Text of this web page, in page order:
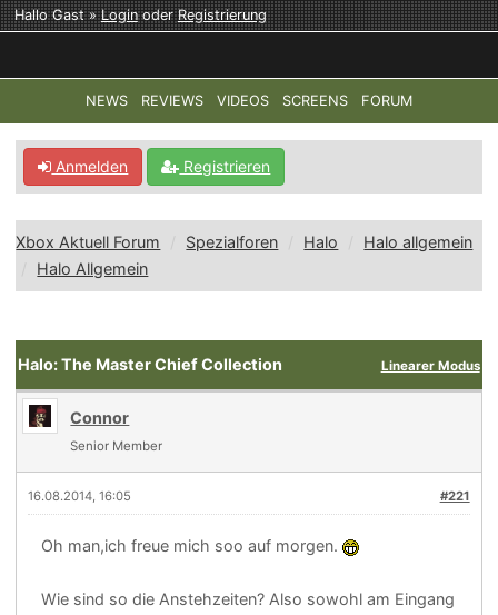
Hallo Gast »LoginoderRegistrierung
NEWS REVIEWS VIDEOS SCREENS FORUM
TOP-THEMEN: COD: MODERN WARFARE 4 HALO:
Anmelden Registrieren
Xbox Aktuell Forum Spezialforen Halo
Halo allgemein
Halo Allgemein
Linearer Modus
Halo: The Master Chief Collection
Connor
Senior Member
#221
16.08.2014, 16:05
Oh man,ich freue mich soo auf morgen.
Wie sind so die Anstehzeiten? Also sowohl am Eingang